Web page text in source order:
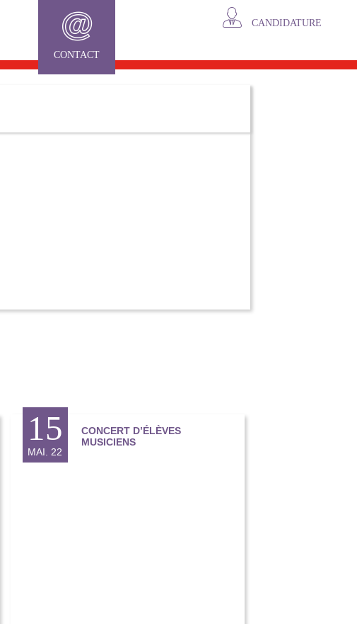
CONTACT
CANDIDATURE
15
MAI. 22
CONCERT D’ÉLÈVES
MUSICIENS